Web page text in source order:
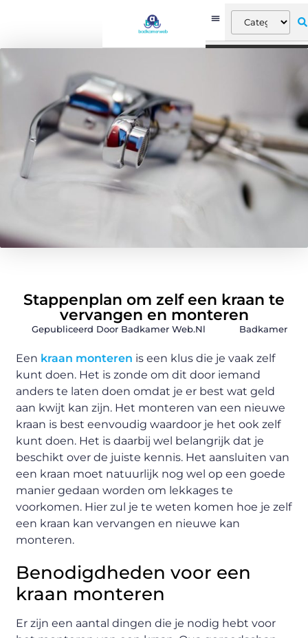
Stappenplan om zelf een kraan te
vervangen en monteren
Gepubliceerd Door Badkamer Web.nl Badkamer
Een kraan monteren is een klus die je vaak zelf
kunt doen. Het is zonde om dit door iemand
anders te laten doen omdat je er best wat geld
aan kwijt kan zijn. Het monteren van een nieuwe
kraan is best eenvoudig waardoor je het ook zelf
kunt doen. Het is daarbij wel belangrijk dat je
beschikt over de juiste kennis. Het aansluiten van
een kraan moet natuurlijk nog wel op een goede
manier gedaan worden om lekkages te
voorkomen. Hier zul je te weten komen hoe je zelf
een kraan kan vervangen en nieuwe kan
monteren.
Benodigdheden voor een
kraan monteren
Er zijn een aantal dingen die je nodig hebt voor